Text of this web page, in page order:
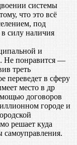
системы
что это всё
под
в силу наличия
и
Не понравится —
треть
переведет в сферу
место в др
договоров
городе и
решает куда
самоуправления.